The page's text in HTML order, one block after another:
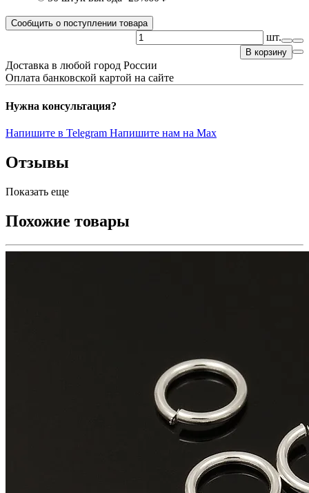
Сообщить о поступлении товара
шт.
В корзину
Доставка в любой город России
Оплата банковской картой на сайте
Нужна консультация?
Напишите в Telegram Напишите нам на Max
Отзывы
Показать еще
Похожие товары